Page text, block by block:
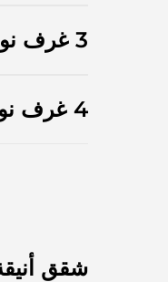
3 غرف نوم Compound
4 غرف نوم Apartment
شقق